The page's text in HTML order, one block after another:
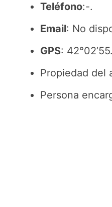
Teléfono:-.
Email: No
GPS:
Propiedad del
Persona